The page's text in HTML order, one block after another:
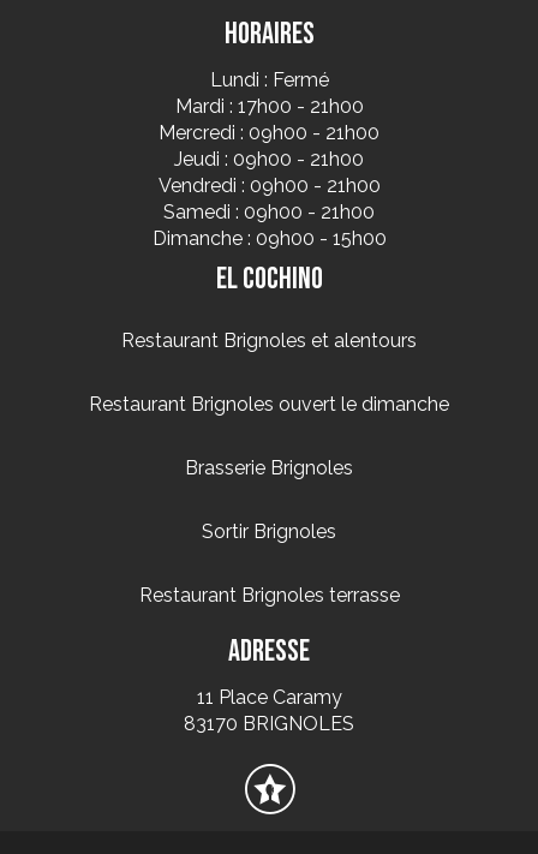
Horaires
Lundi : Fermé
Mardi : 17h00 - 21h00
Mercredi : 09h00 - 21h00
Jeudi : 09h00 - 21h00
Vendredi : 09h00 - 21h00
Samedi : 09h00 - 21h00
Dimanche : 09h00 - 15h00
El Cochino
Restaurant Brignoles et alentours
Restaurant Brignoles ouvert le dimanche
Brasserie Brignoles
Sortir Brignoles
Restaurant Brignoles terrasse
Adresse
11 Place Caramy
83170 BRIGNOLES